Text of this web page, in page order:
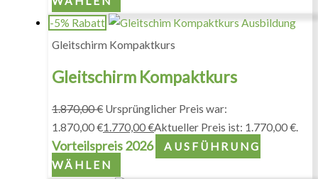
-5% Rabatt
Gleitschirm Kompaktkurs
Gleitschirm Kompaktkurs
1.870,00€ Ursprünglicher Preis war:
1.870,00 €1.770,00€Aktueller Preis ist: 1.770,00 €.
Vorteilspreis 2026
AUSFÜHRUNG
WÄHLEN